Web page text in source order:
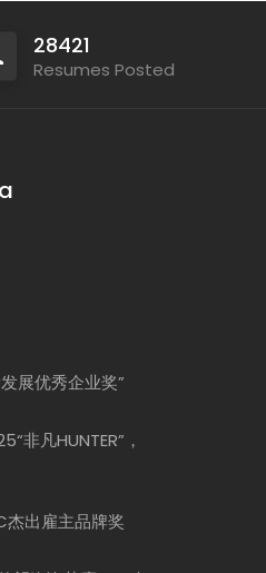
28421
Resumes Posted
展优秀企业奖”
非凡HUNTER”，
杰出雇主品牌奖